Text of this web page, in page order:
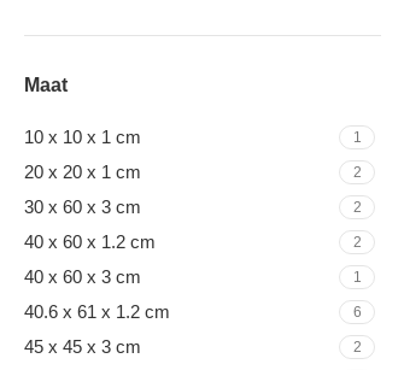
Maat
10 x 10 x 1 cm 1
20 x 20 x 1 cm 2
30 x 60 x 3 cm 2
40 x 60 x 1.2 cm 2
40 x 60 x 3 cm 1
40.6 x 61 x 1.2 cm 6
45 x 45 x 3 cm 2